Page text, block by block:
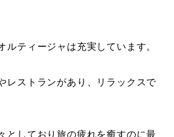
ルティージャは充実しています。
レストランがあり、リラックスで
としており旅の疲れを癒すのに最